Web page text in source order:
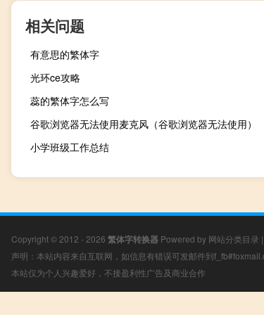
相关问题
有意思的繁体字
光环ce攻略
蕊的繁体字怎么写
谷歌浏览器无法使用麦克风（谷歌浏览器无法使用）
小学班级工作总结
Copyright © 2012 - 2026 繁体字转换器 Powered by 网站分类目录 |
声明：本站内容来自互联网，如信息有错误可发邮件到
本站仅为个人兴趣爱好，不接盈利性广告及商业合作